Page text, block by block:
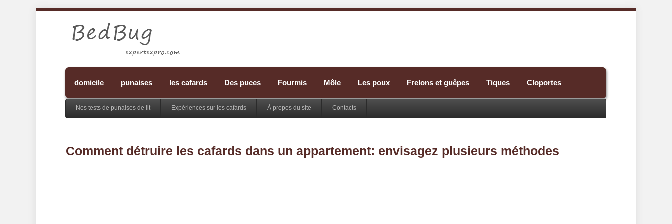
domicile punaises les cafards Des puces Fourmis Môle Les poux Frelons et guêpes Tiques Cloportes
Nos tests de punaises de lit Expériences sur les cafards À propos du site Contacts
Comment détruire les cafards dans un appartement: envisagez plusieurs méthodes